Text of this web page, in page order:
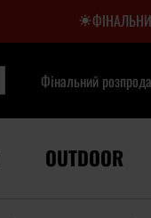
Фінальний
OUTDOOR